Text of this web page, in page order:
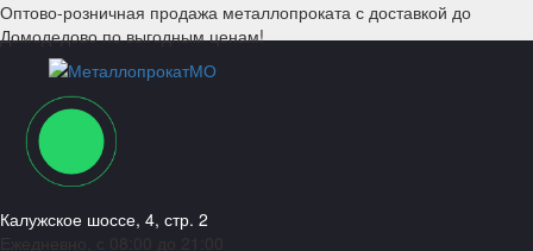
Оптово-розничная продажа металлопроката с доставкой до
Домодедово по выгодным ценам!
Калужское шоссе, 4, стр. 2